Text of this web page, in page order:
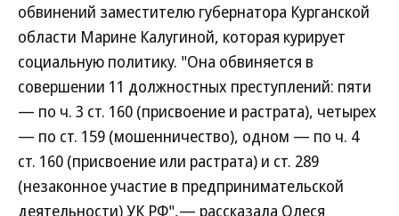
обвинений заместителю губернатора Курганской
области Марине Калугиной, которая курирует
социальную политику. "Она обвиняется в
совершении 11 должностных преступлений: пяти
— по ч. 3 ст. 160 (присвоение и растрата), четырех
— по ст. 159 (мошенничество), одном — по ч. 4
ст. 160 (присвоение или растрата) и ст. 289
(незаконное участие в предпринимательской
деятельности) УК РФ",— рассказала Олеся